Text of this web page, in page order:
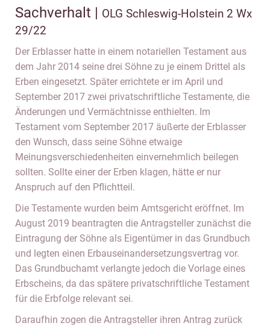
Sachverhalt | OLG Schleswig-Holstein 2 Wx
29/22
Der Erblasser hatte in einem notariellen Testament aus
dem Jahr 2014 seine drei Söhne zu je einem Drittel als
Erben eingesetzt. Später errichtete er im April und
September 2017 zwei privatschriftliche Testamente, die
Änderungen und Vermächtnisse enthielten. Im
Testament vom September 2017 äußerte der Erblasser
den Wunsch, dass seine Söhne etwaige
Meinungsverschiedenheiten einvernehmlich beilegen
sollten. Sollte einer der Erben klagen, hätte er nur
Anspruch auf den Pflichtteil.
Die Testamente wurden beim Amtsgericht eröffnet. Im
August 2019 beantragten die Antragsteller zunächst die
Eintragung der Söhne als Eigentümer in das Grundbuch
und legten einen Erbauseinandersetzungsvertrag vor.
Das Grundbuchamt verlangte jedoch die Vorlage eines
Erbscheins, da das spätere privatschriftliche Testament
für die Erbfolge relevant sei.
Daraufhin zogen die Antragsteller ihren Antrag zurück